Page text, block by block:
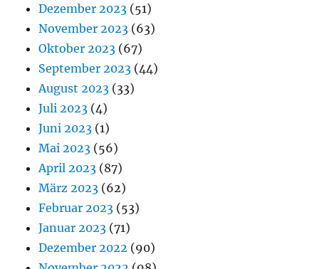
Dezember 2023 (51)
November 2023 (63)
Oktober 2023 (67)
September 2023 (44)
August 2023 (33)
Juli 2023 (4)
Juni 2023 (1)
Mai 2023 (56)
April 2023 (87)
März 2023 (62)
Februar 2023 (53)
Januar 2023 (71)
Dezember 2022 (90)